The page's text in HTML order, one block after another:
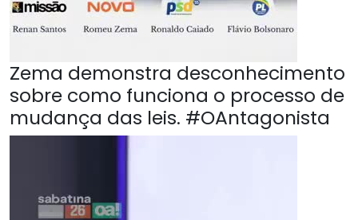
Zema demonstra desconhecimento
sobre como funciona o processo de
mudança das leis. #OAntagonista